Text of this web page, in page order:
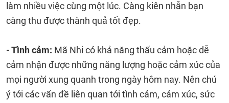
làm nhiều việc cùng một lúc. Càng kiên nhẫn bạn
càng thu được thành quả tốt đẹp.
- Tình cảm: Mã Nhi có khả năng thấu cảm hoặc dễ
cảm nhận được những năng lượng hoặc cảm xúc của
mọi người xung quanh trong ngày hôm nay. Nên chú
ý tới các vấn đề liên quan tới tình cảm, cảm xúc, sức